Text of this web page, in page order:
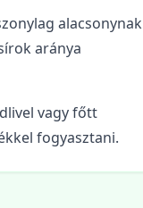
alacsonynak
aránya
vagy főtt
fogyasztani.